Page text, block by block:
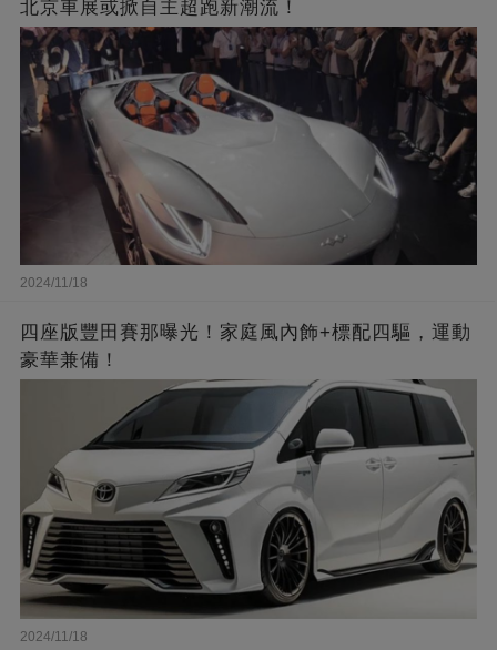
北京車展或掀自主超跑新潮流！
2024/11/18
四座版豐田賽那曝光！家庭風內飾+標配四驅，運動
豪華兼備！
2024/11/18